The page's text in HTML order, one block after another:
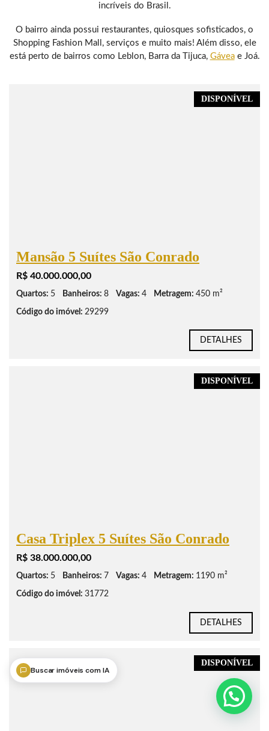
incríveis do Brasil.
O bairro ainda possui restaurantes, quiosques sofisticados, o
Shopping Fashion Mall, serviços e muito mais! Além disso, ele
está perto de bairros como Leblon, Barra da Tijuca, Gáveae Joá.
DISPONÍVEL
Mansão 5 Suítes São Conrado
R$ 40.000.000,00
Quartos: 5 Banheiros: 8 Vagas: 4 Metragem: 450 m²
Código do imóvel: 29299
DETALHES
DISPONÍVEL
Casa Triplex 5 Suítes São Conrado
R$ 38.000.000,00
Quartos: 5 Banheiros: 7 Vagas: 4 Metragem: 1190 m²
Código do imóvel: 31772
DETALHES
DISPONÍVEL
Buscar imóveis com IA